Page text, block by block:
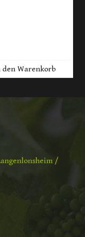
den Warenkorb
/